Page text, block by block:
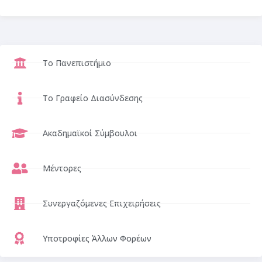
Το Πανεπιστήμιο
Το Γραφείο Διασύνδεσης
Ακαδημαϊκοί Σύμβουλοι
Μέντορες
Συνεργαζόμενες Επιχειρήσεις
Υποτροφίες Άλλων Φορέων